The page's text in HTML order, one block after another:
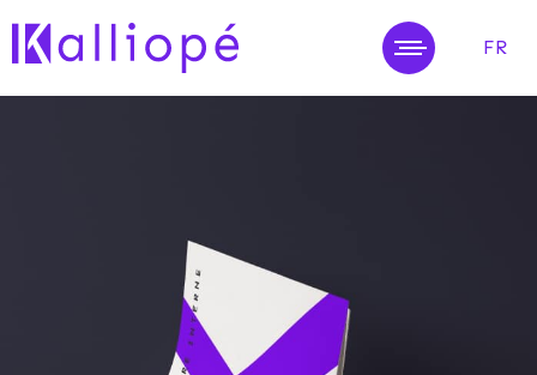
FR